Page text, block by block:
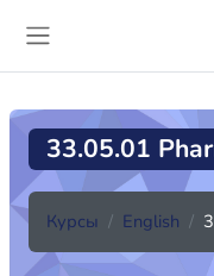
33.05.01
Курсы English